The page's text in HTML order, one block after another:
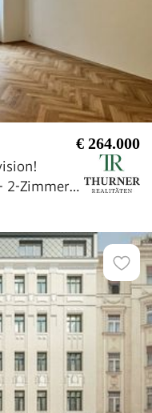
€ 264.000
2-Zimmer-